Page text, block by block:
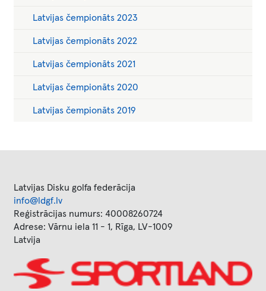
Latvijas čempionāts 2023
Latvijas čempionāts 2022
Latvijas čempionāts 2021
Latvijas čempionāts 2020
Latvijas čempionāts 2019
Latvijas Disku golfa federācija
info@ldgf.lv
Reģistrācijas numurs: 40008260724
Adrese: Vārnu iela 11 - 1, Rīga, LV-1009
Latvija
Image